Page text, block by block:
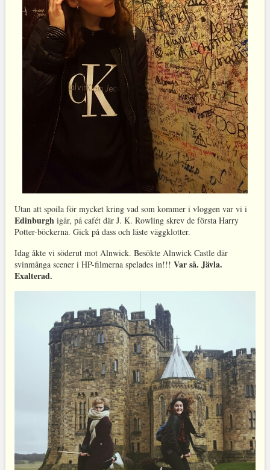
Utan att spoila för mycket kring vad som kommer i vloggen var vi i
Edinburghigår, på cafét där J. K. Rowling skrev de första Harry
Potter-böckerna. Gick på dass och läste väggklotter.
Idag åkte vi söderut mot Alnwick. Besökte Alnwick Castle där
svinmånga scener i HP-filmerna spelades in!!! Varså. Jävla.
Exalterad.